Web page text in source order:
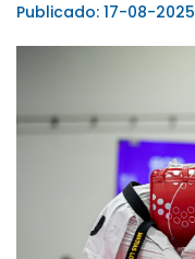
Publicado: 17-08-2025